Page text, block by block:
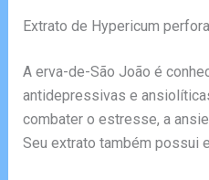
Extrato de Hypericum
A erva-de-São João é
antidepressivas e
combater o estresse, a
Seu extrato também possui